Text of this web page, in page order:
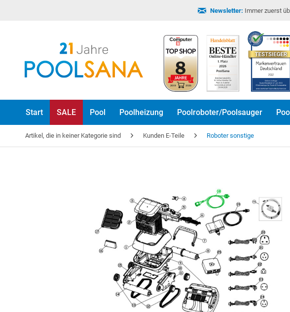
Newsletter: Immer zuerst
Start SALE Pool Poolheizung Poolroboter/Poolsauger
Artikel, die in keiner Kategorie sind Kunden E-Teile Roboter sonstige